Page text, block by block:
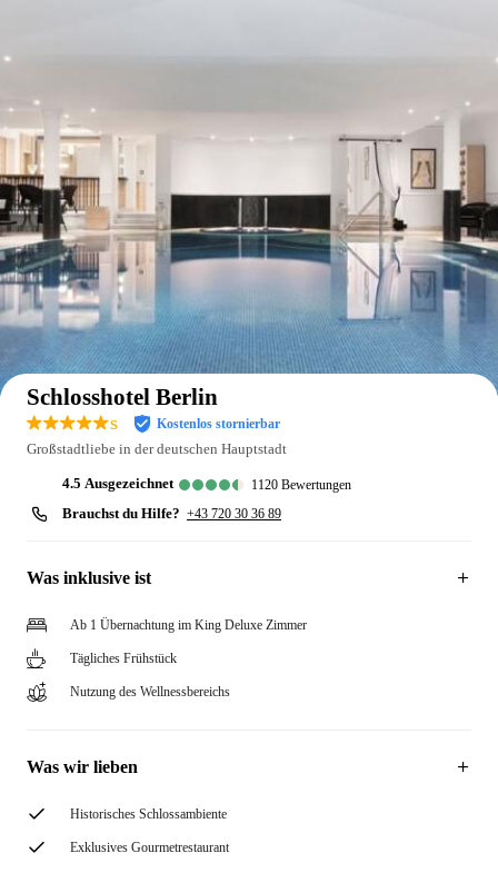
Auf der Karte anzeigen
Schlosshotel Berlin
s Kostenlos stornierbar
Großstadtliebe in der deutschen Hauptstadt
4.5 ausgezeichnet 1120 Bewertungen
Brauchst du Hilfe? +43 720 30 36 89
Was inklusive ist
Ab 1 Übernachtung im King Deluxe Zimmer
Tägliches Frühstück
Nutzung des Wellnessbereichs
Was wir lieben
Historisches Schlossambiente
Exklusives Gourmetrestaurant